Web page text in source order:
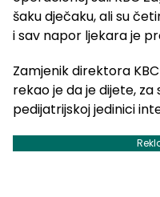
šaku dječaku, ali su
i sav napor ljekara je
Zamjenik direktora
rekao je da je dijete, za
pedijatrijskoj jedinici